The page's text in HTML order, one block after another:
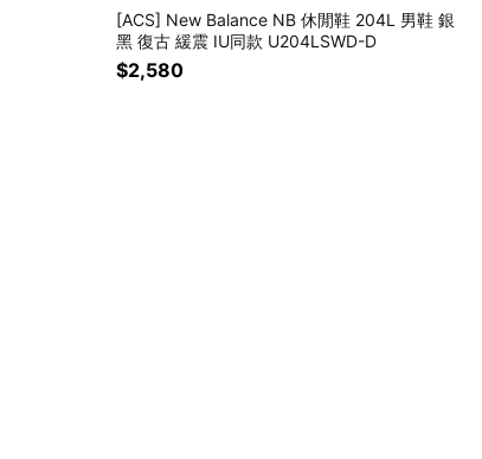
[ACS] New Balance NB 休閒鞋 204L 男鞋 銀
黑 復古 緩震 IU同款 U204LSWD-D
$2,580